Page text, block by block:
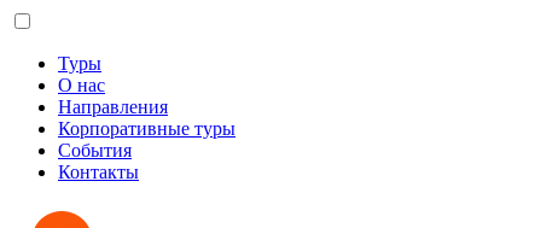
Туры
О нас
Направления
Корпоративные туры
События
Контакты